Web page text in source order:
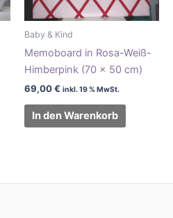
Baby & Kind
Memoboard in Rosa-Weiß-
Himberpink (70 x 50 cm)
69,00€ inkl. 19 % MwSt.
In den Warenkorb